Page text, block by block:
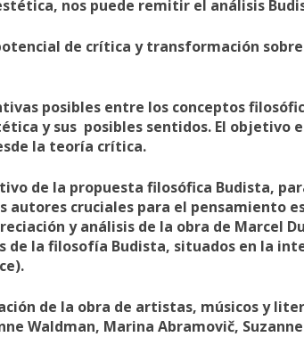
nos puede remitir el análisis
de crítica y transformación
posibles entre los conceptos
y sus posibles sentidos. El
la teoría crítica.
de la propuesta filosófica Budista,
cruciales para el pensamiento
y análisis de la obra de Marcel
la filosofía Budista, situados en la
de la obra de artistas, músicos y
Waldman, Marina Abramovič,